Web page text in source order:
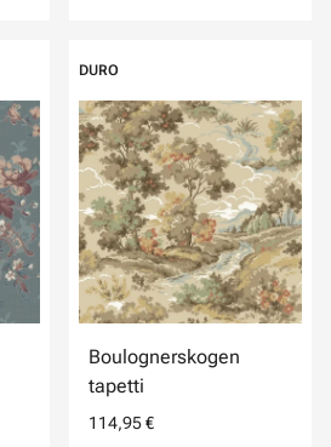
DURO
Boulognerskogen
tapetti
114,95 €